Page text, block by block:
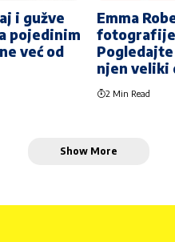
i gužve
pojedinim
već od
Emma
fotografije
njen veliki
2 Min Read
Show More